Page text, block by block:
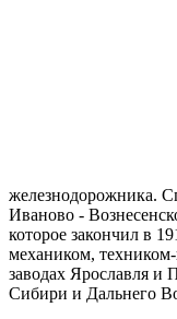
железнодорожника.
Иваново -
которое закончил в
механиком,
заводах Ярославля и
Сибири и Дальнего